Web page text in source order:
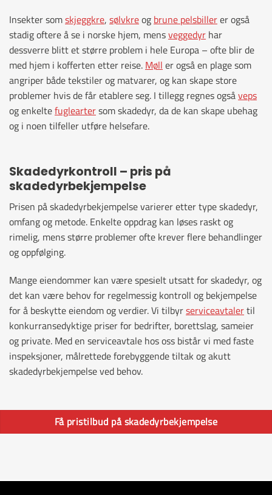
Insekter somskjeggkre, sølvkreog brune pelsbillerer også
stadig oftere å se i norske hjem, mensveggedyr har
dessverre blitt et større problem i hele Europa – ofte blir de
med hjem i kofferten etter reise. Møll er også en plage som
angriper både tekstiler og matvarer, og kan skape store
problemer hvis de får etablere seg. I tillegg regnes ogsåveps
og enkeltefugleartersom skadedyr, da de kan skape ubehag
og i noen tilfeller utføre helsefare.
Skadedyrkontroll – pris på
skadedyrbekjempelse
Prisen på skadedyrbekjempelse varierer etter type skadedyr,
omfang og metode. Enkelte oppdrag kan løses raskt og
rimelig, mens større problemer ofte krever flere behandlinger
og oppfølging.
Mange eiendommer kan være spesielt utsatt for skadedyr, og
det kan være behov for regelmessig kontroll og bekjempelse
for å beskytte eiendom og verdier. Vi tilbyrserviceavtalertil
konkurransedyktige priser for bedrifter, borettslag, sameier
og private. Med en serviceavtale hos oss bistår vi med faste
inspeksjoner, målrettede forebyggende tiltak og akutt
skadedyrbekjempelse ved behov.
Få pristilbud på skadedyrbekjempelse